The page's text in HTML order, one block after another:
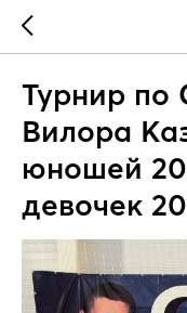
Турнир
Вилора
юношей
девочек